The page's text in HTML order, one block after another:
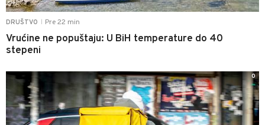
DRUŠTVO Pre 22 min
Vrućine ne popuštaju: U BiH temperature do 40
stepeni
0